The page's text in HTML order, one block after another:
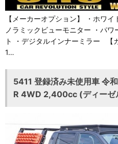
【メーカーオプション】 ・ホワ
ノラミックビューモニター ・パ
ト ・デジタルインナーミラー
1…
5411 登録済み未使用車 令
R 4WD 2,400cc (ディー